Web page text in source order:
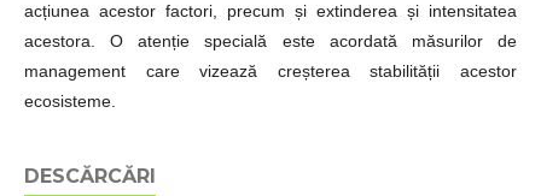
acțiunea acestor factori, precum și extinderea și intensitatea
acestora. O atenție specială este acordată măsurilor de
management care vizează creșterea stabilității acestor
ecosisteme.
DESCĂRCĂRI